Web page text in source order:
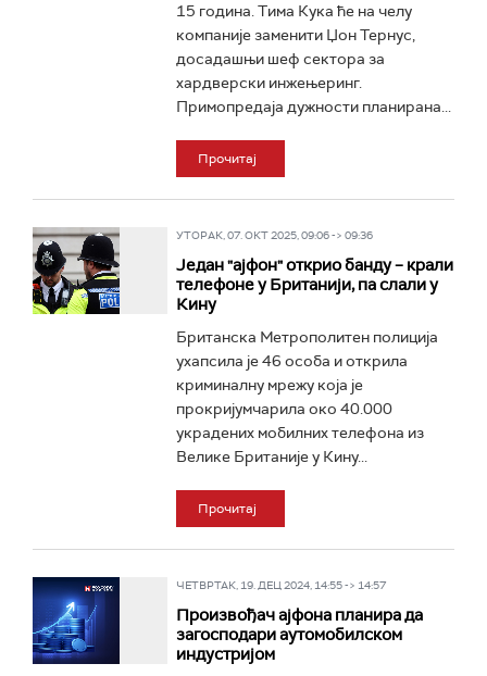
15 година. Тима Кука ће на челу
компаније заменити Џон Тернус,
досадашњи шеф сектора за
хардверски инжењеринг.
Примопредаја дужности планирана...
Прочитај
УТОРАК, 07. ОКТ 2025, 09:06 -> 09:36
Један "ајфон" открио банду – крали
телефоне у Британији, па слали у
Кину
Британска Метрополитен полиција
ухапсила је 46 особа и открила
криминалну мрежу која је
прокријумчарила око 40.000
украдених мобилних телефона из
Велике Британије у Кину...
Прочитај
ЧЕТВРТАК, 19. ДЕЦ 2024, 14:55 -> 14:57
Произвођач ајфона планира да
загосподари аутомобилском
индустријом